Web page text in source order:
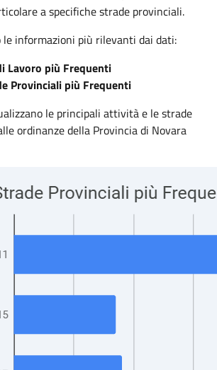
a specifiche strade provinciali.
informazioni più rilevanti dai dati:
Lavoro più Frequenti
Provinciali più Frequenti
le principali attività e le strade
ordinanze della Provincia di Novara